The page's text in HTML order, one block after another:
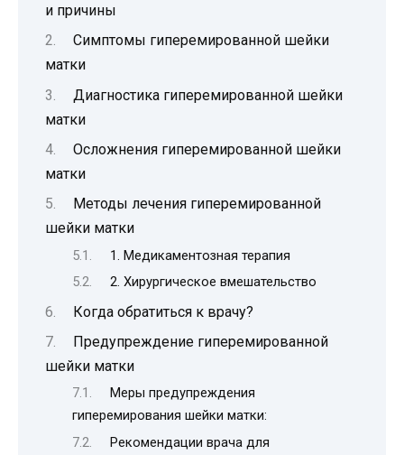
и причины
Симптомы гиперемированной шейки
матки
Диагностика гиперемированной шейки
матки
Осложнения гиперемированной шейки
матки
Методы лечения гиперемированной
шейки матки
1. Медикаментозная терапия
2. Хирургическое вмешательство
Когда обратиться к врачу?
Предупреждение гиперемированной
шейки матки
Меры предупреждения
гиперемирования шейки матки:
Рекомендации врача для